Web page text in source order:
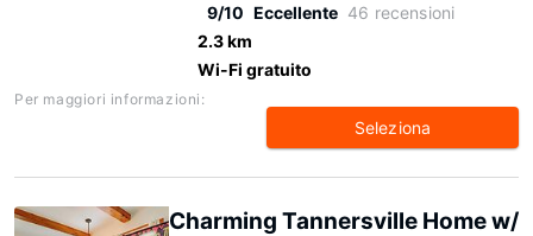
9/10 Eccellente 46 recensioni
2.3 km
Wi-Fi gratuito
Per maggiori informazioni:
Seleziona
Charming Tannersville Home w/